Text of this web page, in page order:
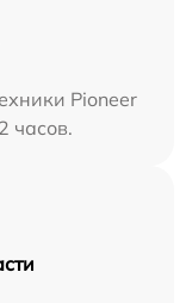
Pioneer
часов.